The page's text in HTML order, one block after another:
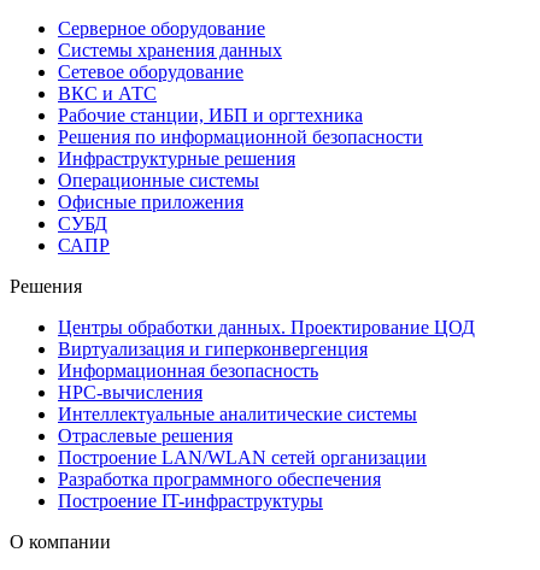
Серверное оборудование
Системы хранения данных
Сетевое оборудование
ВКС и АТС
Рабочие станции, ИБП и оргтехника
Решения по информационной безопасности
Инфраструктурные решения
Операционные системы
Офисные приложения
СУБД
САПР
Решения
Центры обработки данных. Проектирование ЦОД
Виртуализация и гиперконвергенция
Информационная безопасность
HPC-вычисления
Интеллектуальные аналитические системы
Отраслевые решения
Построение LAN/WLAN сетей организации
Разработка программного обеспечения
Построение IT-инфраструктуры
О компании